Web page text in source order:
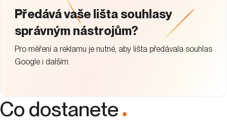
Předává vaše lišta souhlasy
správným nástrojům?
Pro měření a reklamu je nutné, aby lišta předávala souhlas
Google i dalším.
Co dostanete
.